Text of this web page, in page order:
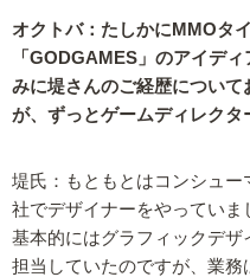
オクトバ：たしかにMMOタ
「GODGAMES」のアイデ
みに堤さんのご経歴につい
が、ずっとゲームディレクタ
堤氏：もともとはコンシュ
社でデザイナーをやっていま
基本的にはグラフィックデ
担当していたのですが、業